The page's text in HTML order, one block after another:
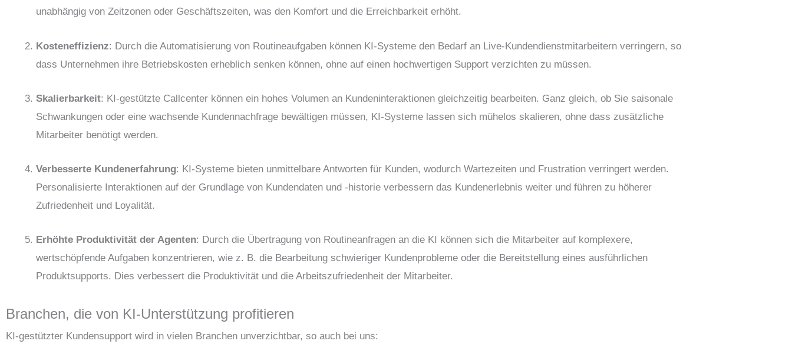
unabhängig von Zeitzonen oder Geschäftszeiten, was den Komfort und die Erreichbarkeit erhöht.
Kosteneffizienz: Durch die Automatisierung von Routineaufgaben können KI-Systeme den Bedarf an Live-Kundendienstmitarbeitern verringern, so
dass Unternehmen ihre Betriebskosten erheblich senken können, ohne auf einen hochwertigen Support verzichten zu müssen.
Skalierbarkeit: KI-gestützte Callcenter können ein hohes Volumen an Kundeninteraktionen gleichzeitig bearbeiten. Ganz gleich, ob Sie saisonale
Schwankungen oder eine wachsende Kundennachfrage bewältigen müssen, KI-Systeme lassen sich mühelos skalieren, ohne dass zusätzliche
Mitarbeiter benötigt werden.
Verbesserte Kundenerfahrung: KI-Systeme bieten unmittelbare Antworten für Kunden, wodurch Wartezeiten und Frustration verringert werden.
Personalisierte Interaktionen auf der Grundlage von Kundendaten und -historie verbessern das Kundenerlebnis weiter und führen zu höherer
Zufriedenheit und Loyalität.
Erhöhte Produktivität der Agenten: Durch die Übertragung von Routineanfragen an die KI können sich die Mitarbeiter auf komplexere,
wertschöpfende Aufgaben konzentrieren, wie z. B. die Bearbeitung schwieriger Kundenprobleme oder die Bereitstellung eines ausführlichen
Produktsupports. Dies verbessert die Produktivität und die Arbeitszufriedenheit der Mitarbeiter.
Branchen, die von KI-Unterstützung profitieren
KI-gestützter Kundensupport wird in vielen Branchen unverzichtbar, so auch bei uns: